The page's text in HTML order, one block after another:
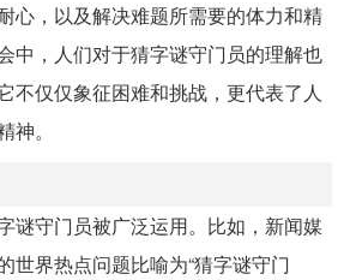
心，以及解决难题所需要的体力和精
中，人们对于猜字谜守门员的理解也
不仅仅象征困难和挑战，更代表了人
。
谜守门员被广泛运用。比如，新闻媒
世界热点问题比喻为“猜字谜守门